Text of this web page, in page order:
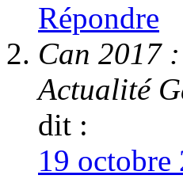
Répondre
Can 2017
Actualité
dit :
19 octobre